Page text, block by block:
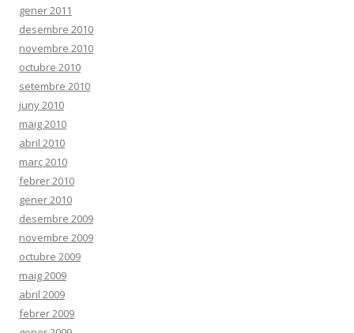
gener 2011
desembre 2010
novembre 2010
octubre 2010
setembre 2010
juny 2010
maig 2010
abril 2010
març 2010
febrer 2010
gener 2010
desembre 2009
novembre 2009
octubre 2009
maig 2009
abril 2009
febrer 2009